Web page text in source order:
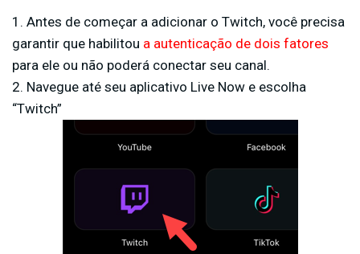
1. Antes de começar a adicionar o Twitch, você precisa
garantir que habilitou a autenticação de dois fatores
para ele ou não poderá conectar seu canal.
2. Navegue até seu aplicativo Live Now e escolha
“Twitch”